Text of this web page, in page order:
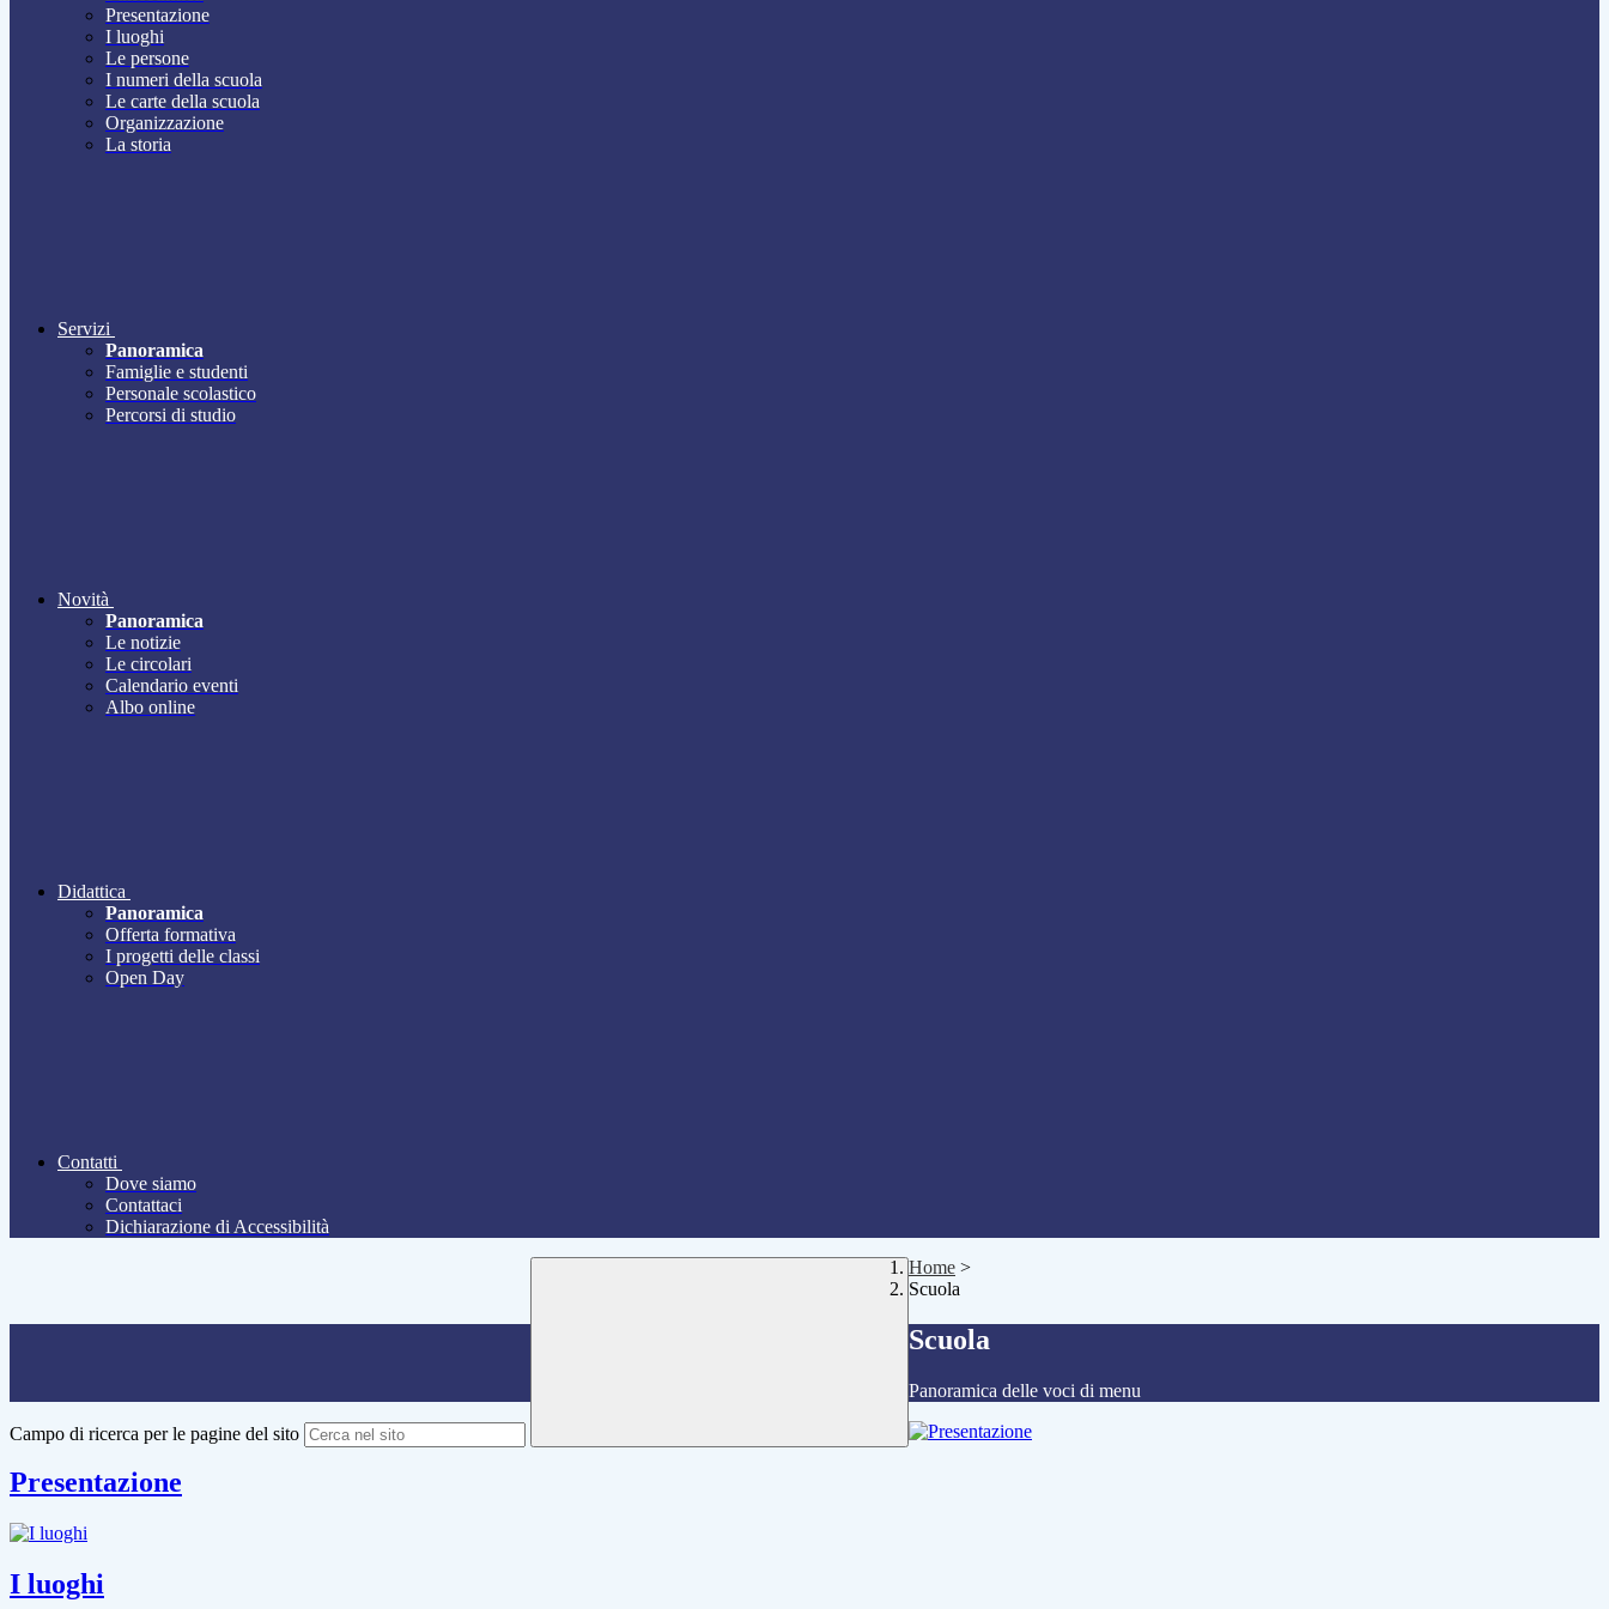
Presentazione
I luoghi
Le persone
I numeri della scuola
Le carte della scuola
Organizzazione
La storia
Servizi
Panoramica
Famiglie e studenti
Personale scolastico
Percorsi di studio
Novità
Panoramica
Le notizie
Le circolari
Calendario eventi
Albo online
Didattica
Panoramica
Offerta formativa
I progetti delle classi
Open Day
Contatti
Dove siamo
Contattaci
Dichiarazione di Accessibilità
Campo di ricerca per le pagine del sito
Home >
Scuola
Scuola
Panoramica delle voci di menu
Presentazione
I luoghi